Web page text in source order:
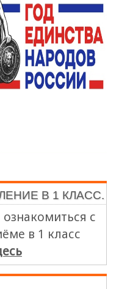
В 1 КЛАСС.
с
в 1 класс